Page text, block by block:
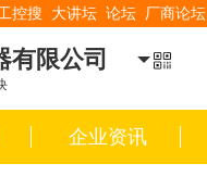
控搜 大讲坛 论坛 厂商论坛
有限公司
企业资讯